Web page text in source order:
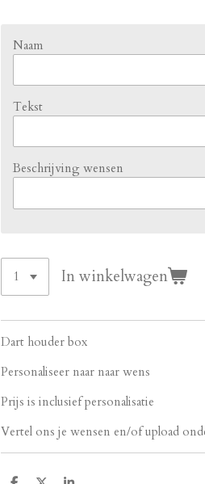
Naam
Tekst
Beschrijving wensen
In winkelwagen
Dart houder box
Personaliseer naar naar wens
Prijs is inclusief personalisatie
Vertel ons je wensen en/of upload